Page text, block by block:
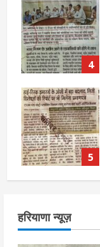
5
1
हरियाणा न्यूज़